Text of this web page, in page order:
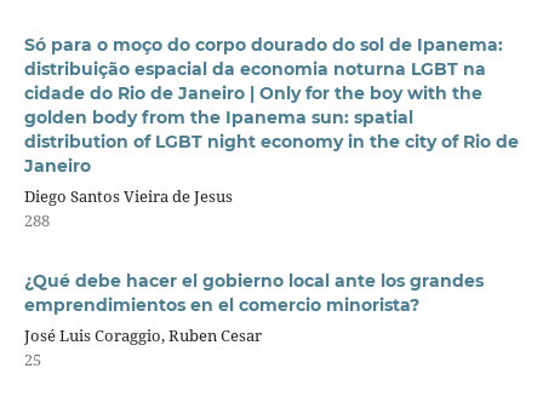
Só para o moço do corpo dourado do sol de Ipanema:
distribuição espacial da economia noturna LGBT na
cidade do Rio de Janeiro | Only for the boy with the
golden body from the Ipanema sun: spatial
distribution of LGBT night economy in the city of Rio de
Janeiro
Diego Santos Vieira de Jesus
288
¿Qué debe hacer el gobierno local ante los grandes
emprendimientos en el comercio minorista?
José Luis Coraggio, Ruben Cesar
25